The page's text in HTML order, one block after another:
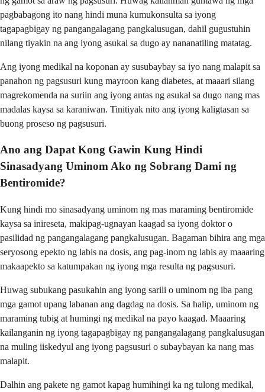
pagbabagong ito nang hindi muna kumukonsulta sa iyong
tagapagbigay ng pangangalagang pangkalusugan, dahil gugustuhin
nilang tiyakin na ang iyong asukal sa dugo ay nananatiling matatag.
Ang iyong medikal na koponan ay susubaybay sa iyo nang malapit sa
panahon ng pagsusuri kung mayroon kang diabetes, at maaari silang
magrekomenda na suriin ang iyong antas ng asukal sa dugo nang mas
madalas kaysa sa karaniwan. Tinitiyak nito ang iyong kaligtasan sa
buong proseso ng pagsusuri.
Ano ang Dapat Kong Gawin Kung Hindi
Sinasadyang Uminom Ako ng Sobrang Dami ng
Bentiromide?
Kung hindi mo sinasadyang uminom ng mas maraming bentiromide
kaysa sa inireseta, makipag-ugnayan kaagad sa iyong doktor o
pasilidad ng pangangalagang pangkalusugan. Bagaman bihira ang mga
seryosong epekto ng labis na dosis, ang pag-inom ng labis ay maaaring
makaapekto sa katumpakan ng iyong mga resulta ng pagsusuri.
Huwag subukang pasukahin ang iyong sarili o uminom ng iba pang
mga gamot upang labanan ang dagdag na dosis. Sa halip, uminom ng
maraming tubig at humingi ng medikal na payo kaagad. Maaaring
kailanganin ng iyong tagapagbigay ng pangangalagang pangkalusugan
na muling iiskedyul ang iyong pagsusuri o subaybayan ka nang mas
malapit.
Dalhin ang pakete ng gamot kapag humihingi ka ng tulong medikal,